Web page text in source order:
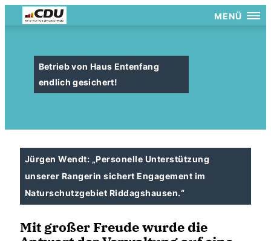
MENÜ
Betrieb von Haus Entenfang
endlich gesichert!
Jürgen Wendt: „Personelle Unterstützung
unserer Rangerin sichert Engagement im
Naturschutzgebiet Riddagshausen.“
Mit großer Freude wurde die